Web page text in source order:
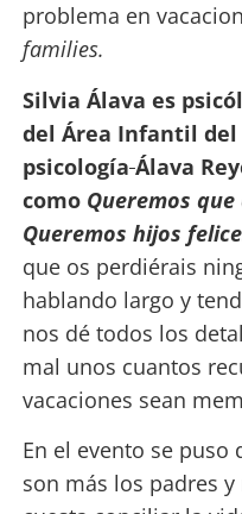
problema en
families.
Silvia Álava es
del Área Infantil del
psicología Álava
como Queremos
Queremos hijos
que os perdiérais
hablando largo y
nos dé todos los
mal unos cuantos
vacaciones sean
En el evento se puso
son más los padres